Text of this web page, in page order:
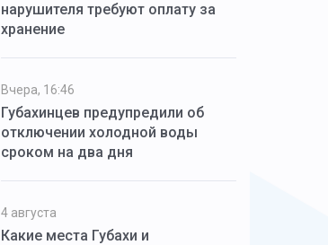
нарушителя требуют оплату за
хранение
Вчера, 16:46
Губахинцев предупредили об
отключении холодной воды
сроком на два дня
4 августа
Какие места Губахи и